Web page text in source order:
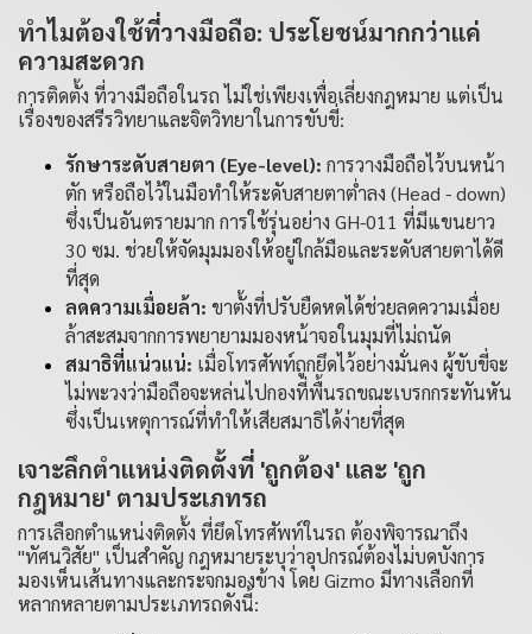
ทำไมต้องใช้ที่วางมือถือ: ประโยชน์มากกว่าแค่
ความสะดวก
การติดตั้ง ที่วางมือถือในรถ ไม่ใช่เพียงเพื่อเลี่ยงกฎหมาย แต่เป็น
เรื่องของสรีรวิทยาและจิตวิทยาในการขับขี่:
รักษาระดับสายตา (Eye-level): การวางมือถือไว้บนหน้า
ตัก หรือถือไว้ในมือทำให้ระดับสายตาต่ำลง (Head - down)
ซึ่งเป็นอันตรายมาก การใช้รุ่นอย่าง GH-011 ที่มีแขนยาว
30 ซม. ช่วยให้จัดมุมมองให้อยู่ใกล้มือและระดับสายตาได้ดี
ที่สุด
ลดความเมื่อยล้า: ขาตั้งที่ปรับยืดหดได้ช่วยลดความเมื่อย
ล้าสะสมจากการพยายามมองหน้าจอในมุมที่ไม่ถนัด
สมาธิที่แน่วแน่: เมื่อโทรศัพท์ถูกยึดไว้อย่างมั่นคง ผู้ขับขี่จะ
ไม่พะวงว่ามือถือจะหล่นไปกองที่พื้นรถขณะเบรกกระทันหัน
ซึ่งเป็นเหตุการณ์ที่ทำให้เสียสมาธิได้ง่ายที่สุด
เจาะลึกตำแหน่งติดตั้งที่ 'ถูกต้อง' และ 'ถูก
กฎหมาย' ตามประเภทรถ
การเลือกตำแหน่งติดตั้ง ที่ยึดโทรศัพท์ในรถ ต้องพิจารณาถึง
"ทัศนวิสัย" เป็นสำคัญ กฎหมายระบุว่าอุปกรณ์ต้องไม่บดบังการ
มองเห็นเส้นทางและกระจกมองข้าง โดย Gizmo มีทางเลือกที่
หลากหลายตามประเภทรถดังนี้: